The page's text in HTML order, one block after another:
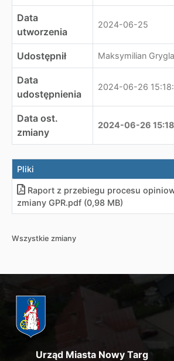
Data
utworzenia
2024-06-25
Udostępnił Maksymilian
Data
udostępnienia
2024-06-26
Data ost.
zmiany
2024-06-26
Pliki
Raport z przebiegu procesu
zmiany GPR.pdf (0,98 MB)
Wszystkie zmiany
Urząd Miasta Nowy Targ